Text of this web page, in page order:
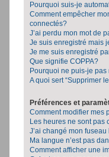
Pourquoi suis-je
Comment empêcher
connectés?
J’ai perdu mon mot de
Je suis enregistré mais
Je me suis enregistré
Que signifie COPPA?
Pourquoi ne puis-je pas
A quoi sert “Supprimer
Préférences et
Comment modifier mes
Les heures ne sont pas
J’ai changé mon
Ma langue n’est pas
Comment afficher une